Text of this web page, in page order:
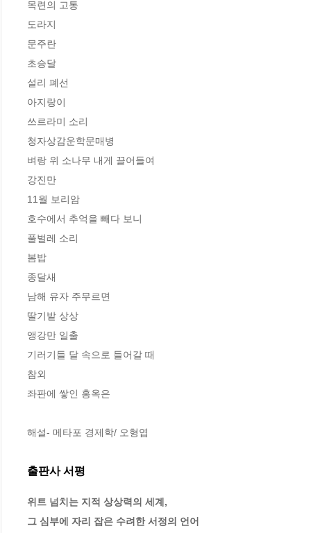
목련의 고통
도라지
문주란
초승달
설리 폐선
아지랑이
쓰르라미 소리
청자상감운학문매병
벼랑 위 소나무 내게 끌어들여
강진만
11월 보리암
호수에서 추억을 빼다 보니
풀벌레 소리
봄밥
종달새
남해 유자 주무르면
딸기밭 상상
앵강만 일출
기러기들 달 속으로 들어갈 때
참외
좌판에 쌓인 홍옥은
해설- 메타포 경제학/ 오형엽
출판사 서평
위트 넘치는 지적 상상력의 세계,
그 심부에 자리 잡은 수려한 서정의 언어